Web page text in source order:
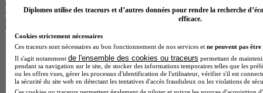
Les intitulés de diplôme par alternance
les plus recherchés
BTS Esf en alternance
BTS Dietetique en alternance
BTS Mco en alternance
BTS Pi en alternance
Diplomeo utilise des traceurs et d’autres données pour rendre la recherche
efficace.
Cookies strictement nécessaires
Ces traceurs sont nécessaires au bon fonctionnement de nos services et ne peuvent pas être
Il s'agit notamment de l'ensemble des cookies ou traceurs permettant de
pendant sa navigation sur le site, de stocker des informations temporaires telles que les
ou les offres vues, gérer les processus d'identification de l'utilisateur, vérifier s'il est
la sécurité du site web en détectant les tentatives d'accès frauduleux ou les violations de